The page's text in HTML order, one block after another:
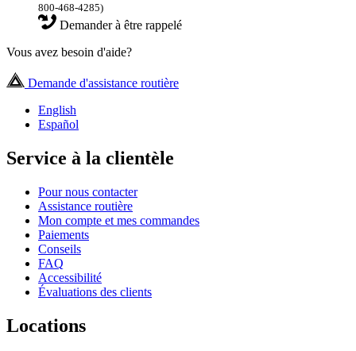
800-468-4285)
Demander à être rappelé
Vous avez besoin d'aide?
Demande d'assistance routière
English
Español
Service à la clientèle
Pour nous contacter
Assistance routière
Mon compte et mes commandes
Paiements
Conseils
FAQ
Accessibilité
Évaluations des clients
Locations